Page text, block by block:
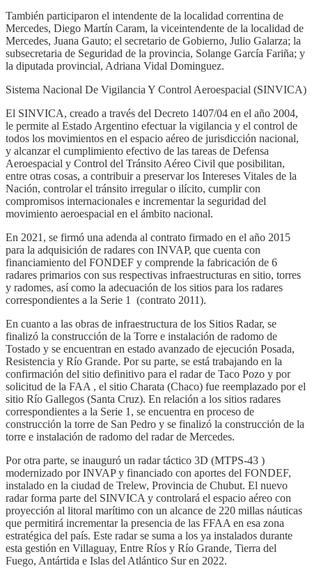
También participaron el intendente de la localidad correntina de
Mercedes, Diego Martín Caram, la viceintendente de la localidad de
Mercedes, Juana Gauto; el secretario de Gobierno, Julio Galarza; la
subsecretaria de Seguridad de la provincia, Solange García Fariña; y
la diputada provincial, Adriana Vidal Dominguez.
Sistema Nacional De Vigilancia Y Control Aeroespacial (SINVICA)
El SINVICA, creado a través del Decreto 1407/04 en el año 2004,
le permite al Estado Argentino efectuar la vigilancia y el control de
todos los movimientos en el espacio aéreo de jurisdicción nacional,
y alcanzar el cumplimiento efectivo de las tareas de Defensa
Aeroespacial y Control del Tránsito Aéreo Civil que posibilitan,
entre otras cosas, a contribuir a preservar los Intereses Vitales de la
Nación, controlar el tránsito irregular o ilícito, cumplir con
compromisos internacionales e incrementar la seguridad del
movimiento aeroespacial en el ámbito nacional.
En 2021, se firmó una adenda al contrato firmado en el año 2015
para la adquisición de radares con INVAP, que cuenta con
financiamiento del FONDEF y comprende la fabricación de 6
radares primarios con sus respectivas infraestructuras en sitio, torres
y radomes, así como la adecuación de los sitios para los radares
correspondientes a la Serie 1 (contrato 2011).
En cuanto a las obras de infraestructura de los Sitios Radar, se
finalizó la construcción de la Torre e instalación de radomo de
Tostado y se encuentran en estado avanzado de ejecución Posada,
Resistencia y Río Grande. Por su parte, se está trabajando en la
confirmación del sitio definitivo para el radar de Taco Pozo y por
solicitud de la FAA , el sitio Charata (Chaco) fue reemplazado por el
sitio Río Gallegos (Santa Cruz). En relación a los sitios radares
correspondientes a la Serie 1, se encuentra en proceso de
construcción la torre de San Pedro y se finalizó la construcción de la
torre e instalación de radomo del radar de Mercedes.
Por otra parte, se inauguró un radar táctico 3D (MTPS-43 )
modernizado por INVAP y financiado con aportes del FONDEF,
instalado en la ciudad de Trelew, Provincia de Chubut. El nuevo
radar forma parte del SINVICA y controlará el espacio aéreo con
proyección al litoral marítimo con un alcance de 220 millas náuticas
que permitirá incrementar la presencia de las FFAA en esa zona
estratégica del país. Este radar se suma a los ya instalados durante
esta gestión en Villaguay, Entre Ríos y Río Grande, Tierra del
Fuego, Antártida e Islas del Atlántico Sur en 2022.